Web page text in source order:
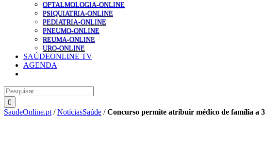
OFTALMOLOGIA-ONLINE
PSIQUIATRIA-ONLINE
PEDIATRIA-ONLINE
PNEUMO-ONLINE
REUMA-ONLINE
URO-ONLINE
SAÚDEONLINE TV
AGENDA
Pesquisar
SaudeOnline.pt /NotíciasSaúde /Concurso permite atribuir médico de família a